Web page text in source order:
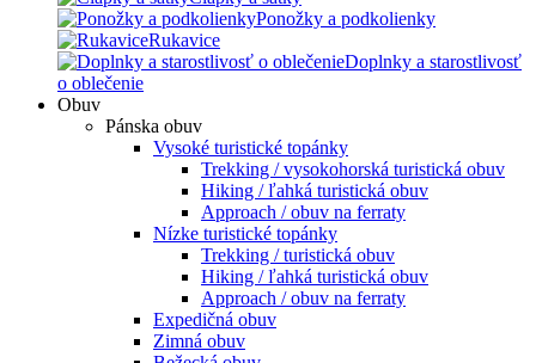
Ponožky a podkolienky
Rukavice
Doplnky a starostlivosť
o oblečenie
Obuv
Pánska obuv
Vysoké turistické topánky
Trekking / vysokohorská turistická obuv
Hiking / ľahká turistická obuv
Approach / obuv na ferraty
Nízke turistické topánky
Trekking / turistická obuv
Hiking / ľahká turistická obuv
Approach / obuv na ferraty
Expedičná obuv
Zimná obuv